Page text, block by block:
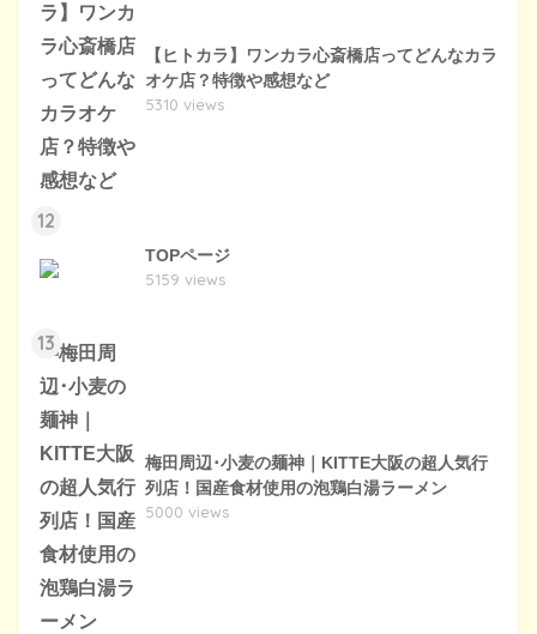
【ヒトカラ】ワンカラ心斎橋店ってどんなカラ
オケ店？特徴や感想など
5310 views
12
TOPページ
5159 views
13
梅田周辺･小麦の麺神｜KITTE大阪の超人気行
列店！国産食材使用の泡鶏白湯ラーメン
5000 views